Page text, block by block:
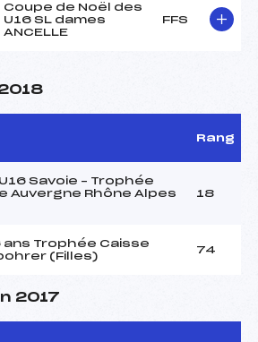
Coupe de Noël des
U16 SL dames
ANCELLE
FFS
Rang
Savoie – Trophée
Auvergne Rhône Alpes
18
ans Trophée Caisse
(Filles)
74
2017